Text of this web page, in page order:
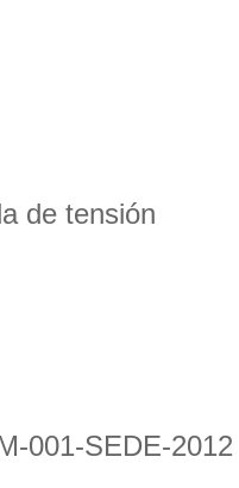
de tensión
001-SEDE-2012